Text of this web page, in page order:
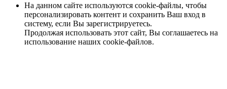
На данном сайте используются cookie-файлы, чтобы
персонализировать контент и сохранить Ваш вход в
систему, если Вы зарегистрируетесь.
Продолжая использовать этот сайт, Вы соглашаетесь на
использование наших cookie-файлов.